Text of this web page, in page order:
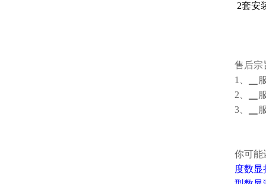
2套安
售后宗
1、▁
2、▁
3、▁
你可能
度数显